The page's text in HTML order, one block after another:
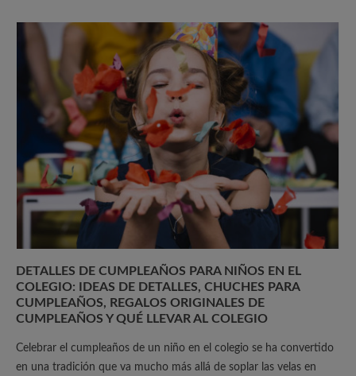
DETALLES DE CUMPLEAÑOS PARA NIÑOS EN EL
COLEGIO: IDEAS DE DETALLES, CHUCHES PARA
CUMPLEAÑOS, REGALOS ORIGINALES DE
CUMPLEAÑOS Y QUÉ LLEVAR AL COLEGIO
Celebrar el cumpleaños de un niño en el colegio se ha convertido
en una tradición que va mucho más allá de soplar las velas en